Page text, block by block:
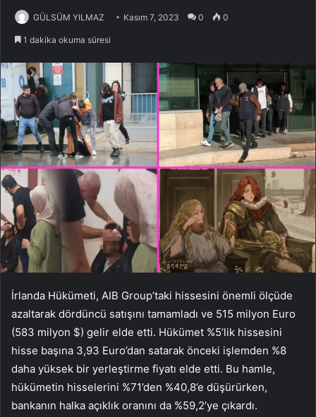
GÜLSÜM YILMAZ Kasım 7, 2023 0 0
1 dakika okuma süresi
İrlanda Hükümeti, AIB Group’taki hissesini önemli ölçüde
azaltarak dördüncü satışını tamamladı ve 515 milyon Euro
(583 milyon $) gelir elde etti. Hükümet %5’lik hissesini
hisse başına 3,93 Euro’dan satarak önceki işlemden %8
daha yüksek bir yerleştirme fiyatı elde etti. Bu hamle,
hükümetin hisselerini %71’den %40,8’e düşürürken,
bankanın halka açıklık oranını da %59,2’ye çıkardı.